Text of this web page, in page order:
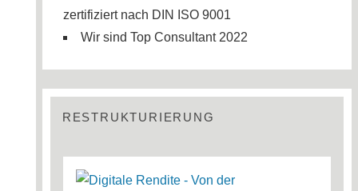
zertifiziert nach DIN ISO 9001
Wir sind Top Consultant 2022
RESTRUKTURIERUNG